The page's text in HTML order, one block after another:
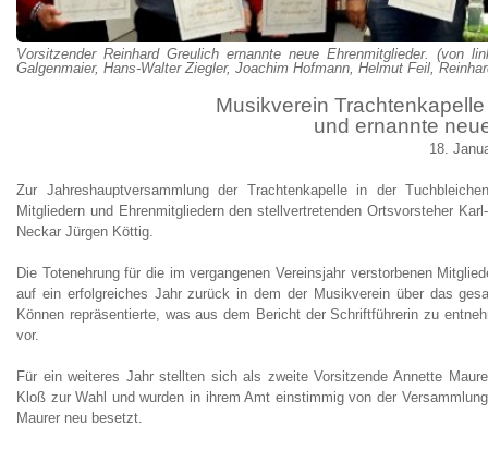
Vorsitzender Reinhard Greulich ernannte neue Ehrenmitglieder. (von
Galgenmaier, Hans-Walter Ziegler, Joachim Hofmann, Helmut Feil,
Musikverein
und ernannte
18.
Zur Jahreshauptversammlung der Trachtenkapelle in der
Mitgliedern und Ehrenmitgliedern den stellvertretenden Ortsvorsteher
Neckar Jürgen Köttig.
Die Totenehrung für die im vergangenen Vereinsjahr verstorbenen
auf ein erfolgreiches Jahr zurück in dem der Musikverein über das
Können repräsentierte, was aus dem Bericht der Schriftführerin zu
vor.
Für ein weiteres Jahr stellten sich als zweite Vorsitzende Annette
Kloß zur Wahl und wurden in ihrem Amt einstimmig von der
Maurer neu besetzt.